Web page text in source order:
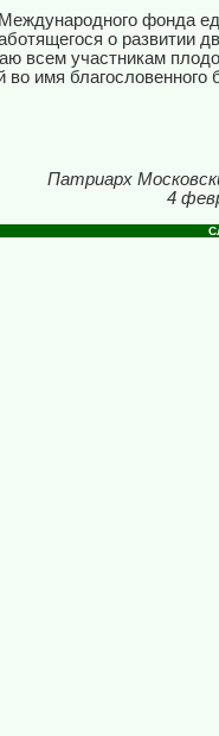
фонда
о развитии
всем участникам
имя благословенного
Патриарх
4